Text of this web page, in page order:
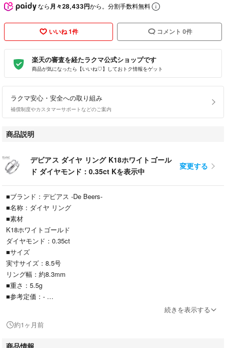
なら 月々28,433円から。分割手数料無料
いいね 1件 コメント 0件
楽天の審査を経たラクマ公式ショップです
商品が気になったら【いいね♡】しておトク情報をゲット
ラクマ安心・安全への取り組み
補償制度やカスタマーサポートなどのご案内
商品説明
デビアス ダイヤ リング K18ホワイトゴール
ド ダイヤモンド：0.35ct Kを表示中
変更する
■ブランド：デビアス -De Beers-
■名称：ダイヤ リング
■素材
K18ホワイトゴールド
ダイヤモンド：0.35ct
■サイズ
実寸サイズ：8.5号
リング幅：約8.3mm
■重さ：5.5g
■参考定価：-
磨き仕上げ済みですので目立つキズや汚れもなくキレイな状態です。
■商品番号：G04-3250
続きを表示する
約1ヶ月前